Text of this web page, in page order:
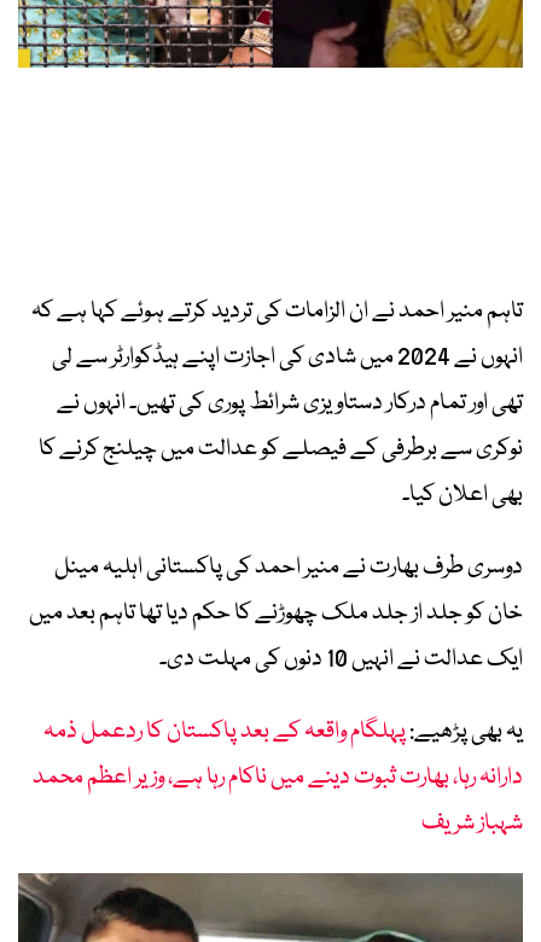
تاہم منیر احمد نے ان الزامات کی تردید کرتے ہوئے کہا ہے کہ
انہوں نے 2024 میں شادی کی اجازت اپنے ہیڈکوارٹر سے لی
تھی اور تمام درکار دستاویزی شرائط پوری کی تھیں۔ انہوں نے
نوکری سے برطرفی کے فیصلے کو عدالت میں چیلنج کرنے کا
بھی اعلان کیا۔
دوسری طرف بھارت نے منیر احمد کی پاکستانی اہلیہ مینل
خان کو جلد از جلد ملک چھوڑنے کا حکم دیا تھا تاہم بعد میں
ایک عدالت نے انہیں 10 دنوں کی مہلت دی۔
یہ بھی پڑھیے:پہلگام واقعہ کے بعد پاکستان کا ردعمل ذمہ
دارانہ رہا، بھارت ثبوت دینے میں ناکام رہا ہے، وزیر اعظم محمد
شہباز شریف